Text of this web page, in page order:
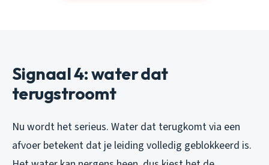
Signaal 4: water dat
terugstroomt
Nu wordt het serieus. Water dat terugkomt via een
afvoer betekent dat je leiding volledig geblokkeerd is.